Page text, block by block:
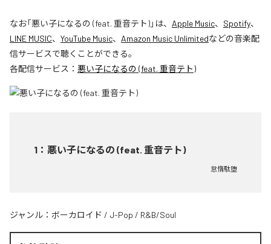
なお「悪い子になるの (feat. 重音テト)」は、 Apple Music、 Spotify、
LINE MUSIC、 YouTube Music、 Amazon Music Unlimitedなどの音楽配
信サービスで聴くことができる。
各配信サービス： 悪い子になるの (feat. 重音テト)
1 ： 悪い子になるの (feat. 重音テト)
怠惰駄堕
ジャンル： ボーカロイド / J-Pop / R&B/Soul